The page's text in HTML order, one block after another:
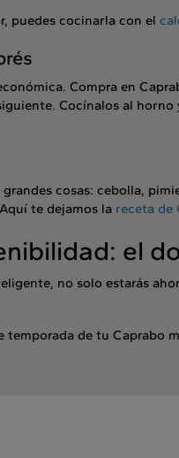
puedes cocinarla con el
Compra en
Cocínalos al horno
cosas: cebolla,
te dejamos la receta de
el
no solo estarás
de tu Caprabo